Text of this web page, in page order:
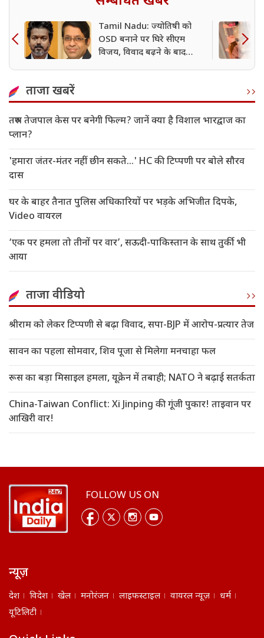
Tamil Nadu: ज्योतिषी को
OSD बनाने पर घिरे सीएम
विजय, विवाद बढ़ने के बाद
ताजा खबरें
तरुण तेजपाल केस पर बनेगी फिल्म? जानें क्या है विशाल भारद्वाज का
प्लान?
'हमारा जंतर-मंतर नहीं छीन सकते...' HC की टिप्पणी पर बोले सौरव
दास
घर के बाहर तैनात पुलिस अधिकारियों पर भड़के अभिजीत दिपके,
Video वायरल
‘एक पर हमला तो तीनों पर वार’, सऊदी-पाकिस्तान के साथ तुर्की भी
आया
ताजा वीडियो
श्रीराम को लेकर टिप्पणी से बढ़ा विवाद, सपा-BJP में आरोप-प्रत्यार तेज
सावन का पहला सोमवार, शिव पूजा से मिलेगा मनचाहा फल
रूस का बड़ा मिसाइल हमला, यूक्रेन में तबाही; NATO ने बढ़ाई सतर्कता
China-Taiwan Conflict: Xi Jinping की गूंजी पुकार! ताइवान पर
आखिरी वार!
FOLLOW US ON
न्यूज़
देश विदेश खेल मनोरंजन लाइफस्टाइल वायरल न्यूज़
धर्म
यूटिलिटी